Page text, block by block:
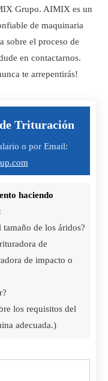
Grupo. AIMIX es un
de maquinaria
sobre el proceso de
en contactarnos.
te arrepentirás!
Trituración
o por Email:
haciendo
tamaño de los áridos?
de
de impacto o
los requisitos del
adecuada.)